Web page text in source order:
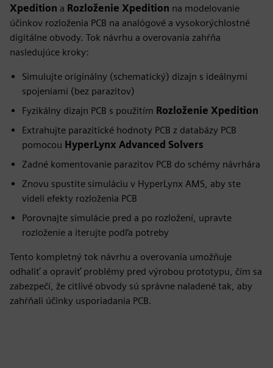
Xpedition a Rozloženie Xpedition na modelovanie
účinkov rozloženia PCB na analógové a vysokorýchlostné
digitálne obvody. Tok návrhu a overovania zahŕňa
nasledujúce kroky:
Simulujte originálny (schematický) dizajn s ideálnymi
spojeniami (bez parazitov)
Fyzikálny dizajn PCB s použitím Rozloženie Xpedition
Extrahujte parazitické hodnoty PCB z databázy PCB
pomocou HyperLynx Advanced Solvers
Zadné komentovanie parazitov PCB do schémy návrhára
Znovu spustite simuláciu v HyperLynx AMS, aby ste
videli efekty rozloženia PCB
Porovnajte simulácie pred a po rozložení, upravte
rozloženie a iterujte podľa potreby
Tento kompletný tok návrhu a overovania umožňuje
odhaliť a opraviť problémy pred výrobou prototypu, čím sa
zabezpečí, že citlivé obvody sú správne naladené tak, aby
zahŕňali účinky usporiadania PCB.